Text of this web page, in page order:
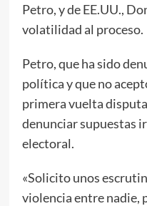
Petro, y de EE.UU.,
volatilidad al proceso.
Petro, que ha sido
política y que no
primera vuelta
denunciar supuestas
electoral.
«Solicito unos
violencia entre nadie,